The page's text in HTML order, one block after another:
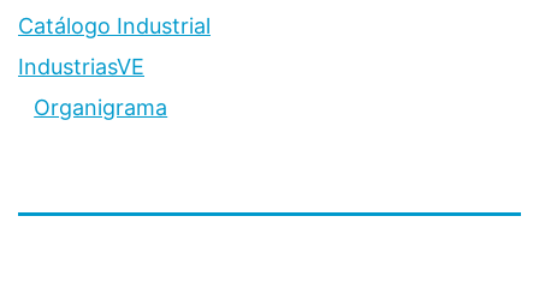
Catálogo Industrial
IndustriasVE
Organigrama